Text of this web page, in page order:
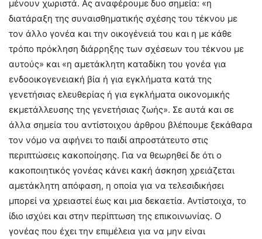
μένουν χωριστά. Ας αναφέρουμε δυο σημεία: «η
διατάραξη της συναισθηματικής σχέσης του τέκνου με
τον άλλο γονέα και την οικογένειά του και η με κάθε
τρόπο πρόκληση διάρρηξης των σχέσεων του τέκνου με
αυτούς» και «η αμετάκλητη καταδίκη του γονέα για
ενδοοικογενειακή βία ή για εγκλήματα κατά της
γενετήσιας ελευθερίας ή για εγκλήματα οικονομικής
εκμετάλλευσης της γενετήσιας ζωής». Σε αυτά και σε
άλλα σημεία του αντίστοιχου άρθρου βλέπουμε ξεκάθαρα
τον νόμο να αφήνει το παιδί απροστάτευτο στις
περιπτώσεις κακοποίησης. Για να θεωρηθεί δε ότι ο
κακοποιητικός γονέας κάνει κακή άσκηση χρειάζεται
αμετάκλητη απόφαση, η οποία για να τελεσιδικήσει
μπορεί να χρειαστεί έως και μια δεκαετία. Αντίστοιχα, το
ίδιο ισχύει και στην περίπτωση της επικοινωνίας. Ο
γονέας που έχει την επιμέλεια για να μην είναι